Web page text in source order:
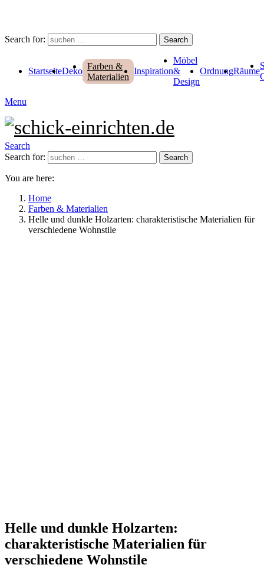
Search for: Search
StartseiteDeko Farben &
Materialien
Inspiration
Möbel
&
Design
OrdnungRäume
Menu
Search
Search for:
Search
You are here:
Home
Farben & Materialien
Helle und dunkle Holzarten: charakteristische Materialien für
verschiedene Wohnstile
Helle und dunkle Holzarten:
charakteristische Materialien für
verschiedene Wohnstile